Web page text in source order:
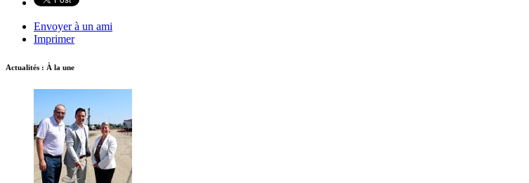
Envoyer à un ami
Imprimer
Actualités : À la une